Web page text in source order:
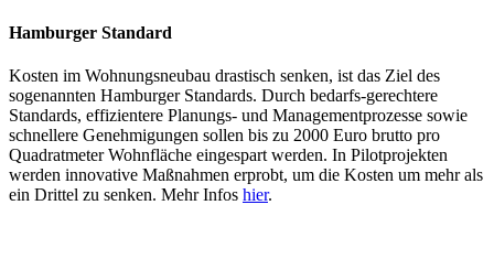
Hamburger Standard
Kosten im Wohnungsneubau drastisch senken, ist das Ziel des
sogenannten Hamburger Standards. Durch bedarfs-gerechtere
Standards, effizientere Planungs- und Managementprozesse sowie
schnellere Genehmigungen sollen bis zu 2000 Euro brutto pro
Quadratmeter Wohnfläche eingespart werden. In Pilotprojekten
werden innovative Maßnahmen erprobt, um die Kosten um mehr als
ein Drittel zu senken. Mehr Infos hier.